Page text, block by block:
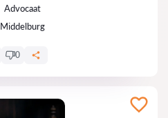
Advocaat
Middelburg
0